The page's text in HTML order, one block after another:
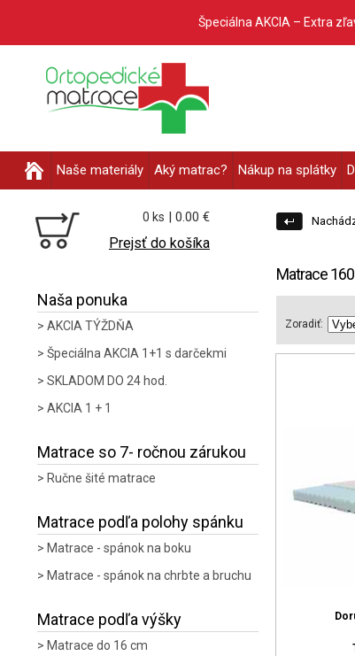
Špeciálna AKCIA – Extra
Naše materiály Aký matrac? Nákup na splátky
0 ks | 0.00 €
Prejsť do košíka
Naša ponuka
AKCIA TÝŽDŇA
Špeciálna AKCIA 1+1 s darčekmi
SKLADOM DO 24 hod.
AKCIA 1 + 1
Matrace so 7- ročnou zárukou
Ručne šité matrace
Matrace podľa polohy spánku
Matrace - spánok na boku
Matrace - spánok na chrbte a bruchu
Matrace podľa výšky
Matrace do 16 cm
Matrace
Zoradiť: